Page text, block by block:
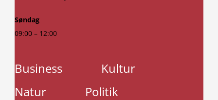
Søndag
09:00 – 12:00
Business
Kultur
Natur
Politik